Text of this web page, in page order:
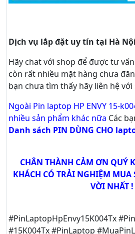
Dịch vụ lắp đặt uy tín tại Hà Nội
Hãy chatvới shop để được tư vấn
còn rất nhiều mặt hàng chưa
bạn chưa tìm thấy hãy liên hệ
Ngoài Pin laptop HP ENVY 15-
nhiều sản phẩm khác nữa Các
Danh sách PIN DÙNG CHO
CHÂN THÀNH CẢM ƠN QUÝ
KHÁCH CÓ TRẢI NGHIỆM MUA
VỜI NHẤT !
#PinLaptopHpEnvy15K004Tx
#15K004Tx #PinLaptop